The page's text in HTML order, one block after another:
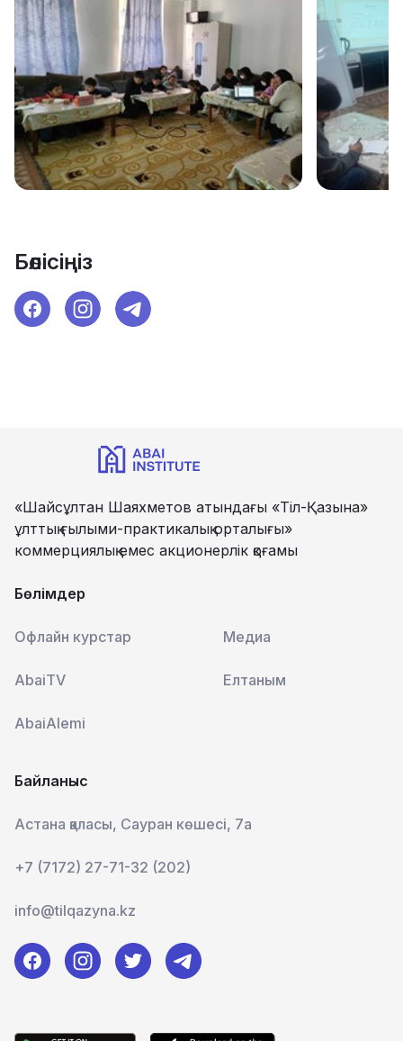
Бөлісіңіз
«Шайсұлтан Шаяхметов атындағы «Тіл-Қазына»
ұлттық ғылыми-практикалық орталығы»
коммерциялық емес акционерлік қоғамы
Бөлімдер
Офлайн курстар Медиа
AbaiTV Елтаным
AbaiAlemi
Байланыс
Астана қаласы, Сауран көшесі, 7а
+7 (7172) 27-71-32 (202)
info@tilqazyna.kz